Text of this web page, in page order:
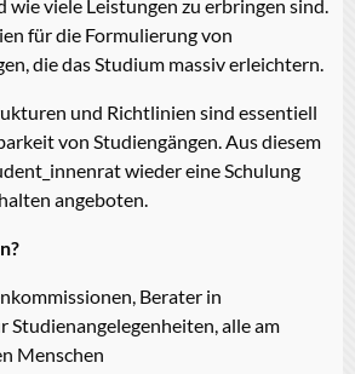
wie viele Leistungen zu erbringen sind.
für die Formulierung von
die das Studium massiv erleichtern.
und Richtlinien sind essentiell
von Studiengängen. Aus diesem
wieder eine Schulung
angeboten.
Berater in
Studienangelegenheiten, alle am
Menschen